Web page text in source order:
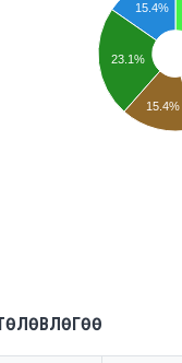
15.4%
23.1%
15.4%